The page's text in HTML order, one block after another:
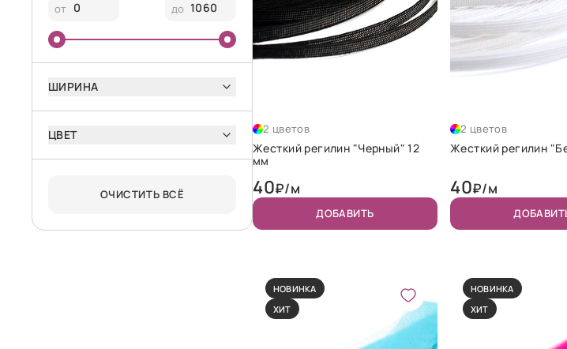
от до
ШИРИНА
ЦВЕТ
ОЧИСТИТЬ ВСЁ
2 цветов
Жесткий регилин "Черный" 12
мм
40₽/м
ДОБАВИТЬ
2 цветов
Жесткий регилин
40₽/м
НОВИНКА
ХИТ
НОВИНКА
ХИТ